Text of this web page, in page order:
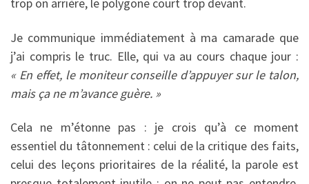
Je communique immédiatement à ma camarade que
j’ai compris le truc. Elle, qui va au cours chaque jour :
« En effet, le moniteur conseille d’appuyer sur le talon,
mais ça ne m’avance guère. »
Cela ne m’étonne pas : je crois qu’à ce moment
essentiel du tâtonnement : celui de la critique des faits,
celui des leçons prioritaires de la réalité, la parole est